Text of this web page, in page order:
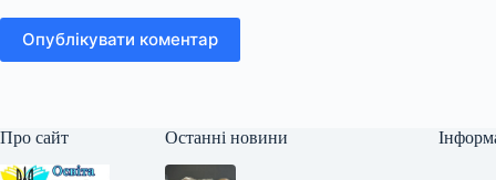
Опублікувати коментар
Про сайт Останні новини